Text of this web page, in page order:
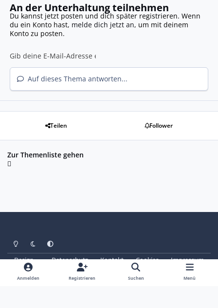
An der Unterhaltung teilnehmen
Du kannst jetzt posten und dich später registrieren. Wenn
du ein Konto hast, melde dich jetzt an, um mit deinem
Konto zu posten.
Auf dieses Thema antworten...
Teilen Follower
Zur Themenliste gehen
Heller ModusDunkler Modus
Systemeinstellung
Design Datenschutz Kontakt Cookies
Impressum
© Copyright 2025 - SAABoteure e. V.
Powered by Invision Community
Anmelden Registrieren Suchen Menü